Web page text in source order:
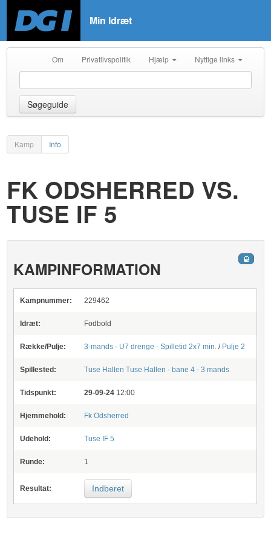
Min Idræt
Om Privatlivspolitik Hjælp Nyttige links
Søgeguide
Kamp Info
FK ODSHERRED VS.
TUSE IF 5
KAMPINFORMATION
Kampnummer: 229462
Idræt: Fodbold
Række/Pulje: 3-mands - U7 drenge - Spilletid 2x7 min. / Pulje 2
Spillested: Tuse Hallen Tuse Hallen - bane 4 - 3 mands
Tidspunkt: 29-09-24 12:00
Hjemmehold: Fk Odsherred
Udehold: Tuse IF 5
Runde: 1
Resultat: Indberet